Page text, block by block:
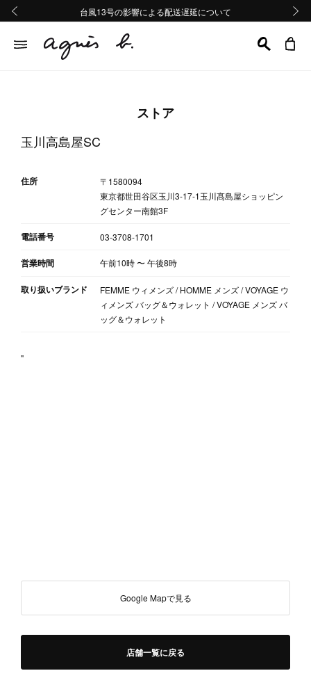
熊本地域地震の影響による配送遅延について
Summer Sale 2buy10%OFF!!
台風13号の影響による配送遅延について
熊本地域地震の影響による配送遅延について
Summer Sale 2buy10%OFF!!
ストア
玉川高島屋SC
住所
〒1580094
東京都世田谷区玉川3-17-1玉川髙島屋ショッピン
グセンター南館3F
電話番号 03-3708-1701
営業時間 午前10時〜午後8時
取り扱いブランド
FEMME ウィメンズ / HOMME メンズ / VOYAGE ウ
ィメンズ バッグ＆ウォレット / VOYAGE メンズ バ
ッグ＆ウォレット
"
Google Mapで見る
店舗一覧に戻る